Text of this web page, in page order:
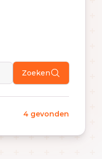
Zoeken
4 gevonden